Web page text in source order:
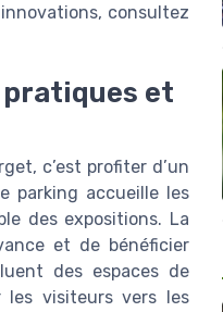
consultez
et
c’est profiter d’un
parking accueille les
des expositions. La
et de bénéficier
des espaces de
les visiteurs vers les